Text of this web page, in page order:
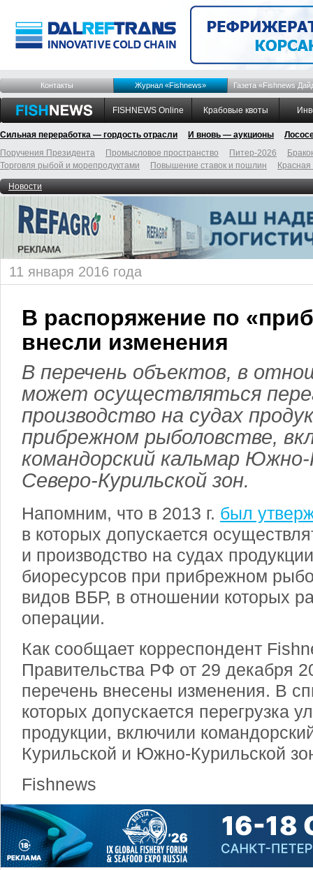
Контакты Журнал «Fishnews» Газета «Fishnews
FISHNEWS Online Крабовые квоты
Сильная переработка — гордость отрасли И вновь — аукционы
Поручения Президента
Промысловое пространство Питер-2026
Торговля рыбой и морепродуктами
Повышение ставок и пошлин
Новости
11 января 2016 года
В распоряжение по
внесли изменения
В перечень объектов, в
может осуществляться
производство на судах
прибрежном рыболовстве,
командорский кальмар Южно-
Северо-Курильской зон.
Напомним, что в 2013 г. был
в которых допускается
и производство на судах
биоресурсов при прибрежном
видов ВБР, в отношении которых
операции.
Как сообщает корреспондент
Правительства РФ от 29 декабря
перечень внесены изменения. В
которых допускается перегрузка
продукции, включили
Курильской и Южно-Курильской
Fishnews